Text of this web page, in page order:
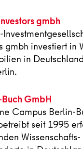
gmbh
gmbh investiert in
in
GmbH
Campus Berlin-
seit 1995
Wissenschafts-